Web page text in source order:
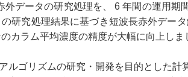
外データの研究処理を、 6 年間の運用期
研究処理結果に基づき短波長赤外デー
カラム平均濃度の精度が大幅に向上し
ルゴリズムの研究・開発を目的とした計